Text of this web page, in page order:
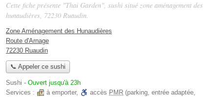
Cette fiche présente "Thai Garden", sushi situé zone aménagement des
hunaudières, 72230 Ruaudin.
Zone Aménagement des Hunaudières
Route d'Arnage
72230 Ruaudin
📞 Appeler ce sushi
Sushi - Ouvert jusqu'à 23h
Services :
à emporter, accès PMR (parking, entrée adaptée,